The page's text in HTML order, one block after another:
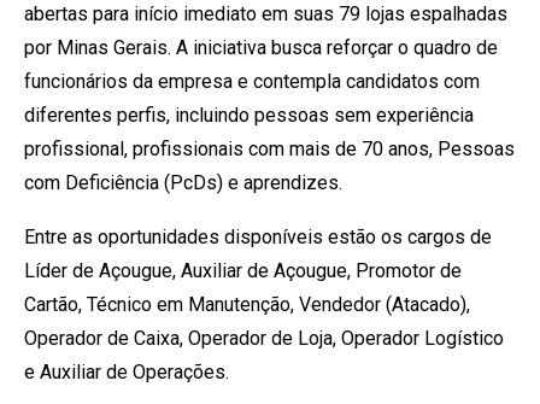
abertas para início imediato em suas 79 lojas espalhadas
por Minas Gerais. A iniciativa busca reforçar o quadro de
funcionários da empresa e contempla candidatos com
diferentes perfis, incluindo pessoas sem experiência
profissional, profissionais com mais de 70 anos, Pessoas
com Deficiência (PcDs) e aprendizes.
Entre as oportunidades disponíveis estão os cargos de
Líder de Açougue, Auxiliar de Açougue, Promotor de
Cartão, Técnico em Manutenção, Vendedor (Atacado),
Operador de Caixa, Operador de Loja, Operador Logístico
e Auxiliar de Operações.